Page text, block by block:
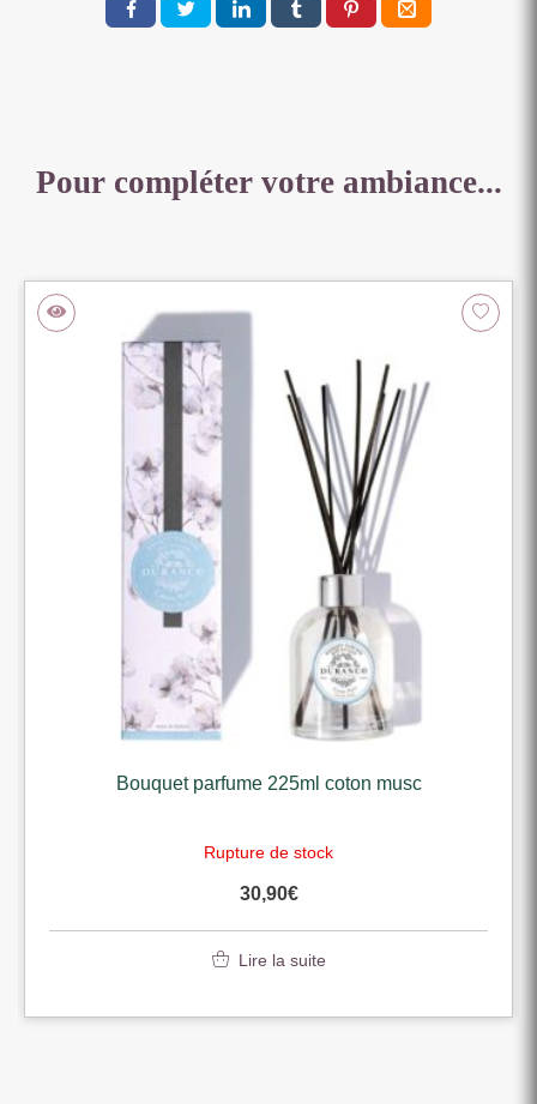
Pour compléter votre ambiance...
Bouquet parfume 225ml coton musc
Rupture de stock
30,90€
Lire la suite